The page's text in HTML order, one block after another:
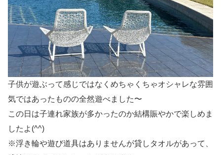
子供が遊ぶって感じではなくめちゃくちゃオシャレな雰囲
気ではあったものの全然遊べました〜
この日は子連れ家族が多かったのか結構賑やかで楽しめま
したよ(^^)
※浮き輪や遊び道具はありませんが貸しタオルがあって、